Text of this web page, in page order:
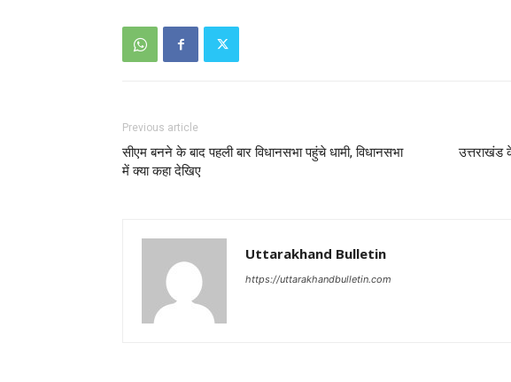
Previous article
सीएम बनने के बाद पहली बार विधानसभा पहुंचे धामी, विधानसभा
में क्या कहा देखिए
उत्तराखंड
Uttarakhand Bulletin
https://uttarakhandbulletin.com